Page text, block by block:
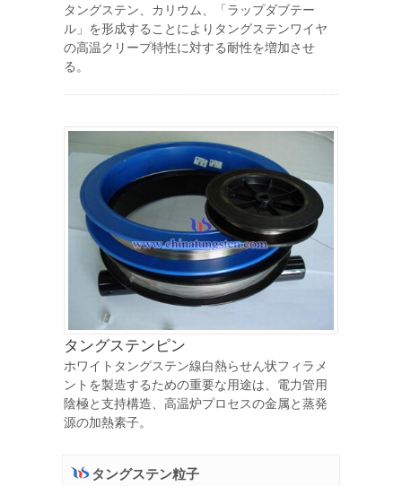
タングステン、カリウム、「ラップダブテー
ル」を形成することによりタングステンワイヤ
の高温クリープ特性に対する耐性を増加させ
る。
タングステンピン
ホワイトタングステン線白熱らせん状フィラメ
ントを製造するための重要な用途は、電力管用
陰極と支持構造、高温炉プロセスの金属と蒸発
源の加熱素子。
タングステン粒子